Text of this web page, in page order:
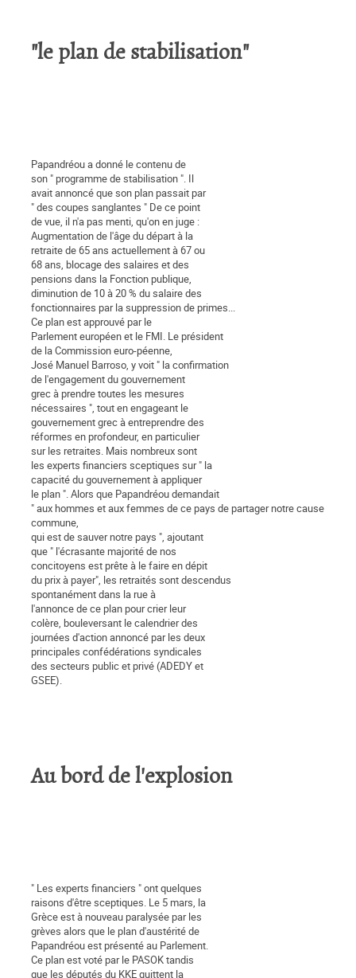
"le plan de stabilisation"
Papandréou a donné le contenu de
son " programme de stabilisation ". Il
avait annoncé que son plan passait par
" des coupes sanglantes " De ce point
de vue, il n'a pas menti, qu'on en juge :
Augmentation de l'âge du départ à la
retraite de 65 ans actuellement à 67 ou
68 ans, blocage des salaires et des
pensions dans la Fonction publique,
diminution de 10 à 20 % du salaire des
fonctionnaires par la suppression de primes...
Ce plan est approuvé par le
Parlement européen et le FMI. Le président
de la Commission euro-péenne,
José Manuel Barroso, y voit " la confirmation
de l'engagement du gouvernement
grec à prendre toutes les mesures
nécessaires ", tout en engageant le
gouvernement grec à entreprendre des
réformes en profondeur, en particulier
sur les retraites. Mais nombreux sont
les experts financiers sceptiques sur " la
capacité du gouvernement à appliquer
le plan ". Alors que Papandréou demandait
" aux hommes et aux femmes de ce pays de partager notre cause
commune,
qui est de sauver notre pays ", ajoutant
que " l'écrasante majorité de nos
concitoyens est prête à le faire en dépit
du prix à payer", les retraités sont descendus
spontanément dans la rue à
l'annonce de ce plan pour crier leur
colère, bouleversant le calendrier des
journées d'action annoncé par les deux
principales confédérations syndicales
des secteurs public et privé (ADEDY et
GSEE).
Au bord de l'explosion
" Les experts financiers " ont quelques
raisons d'être sceptiques. Le 5 mars, la
Grèce est à nouveau paralysée par les
grèves alors que le plan d'austérité de
Papandréou est présenté au Parlement.
Ce plan est voté par le PASOK tandis
que les députés du KKE quittent la